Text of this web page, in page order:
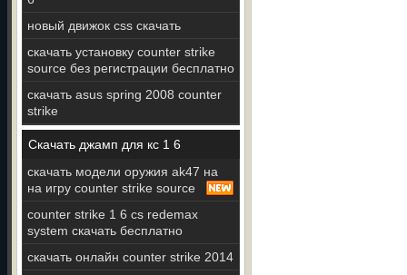
новый движок css скачать
скачать установку counter strike
source без регистрации бесплатно
скачать asus spring 2008 counter
strike
Скачать джамп для кс 1 6
скачать модели оружия ak47 на
на игру counter strike source
counter strike 1 6 cs redemax
system скачать бесплатно
скачать онлайн counter strike 2014